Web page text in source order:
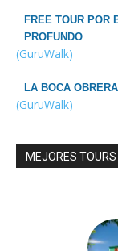
FREE TOUR POR
PROFUNDO
(GuruWalk)
LA BOCA
(GuruWalk)
MEJORES TOURS